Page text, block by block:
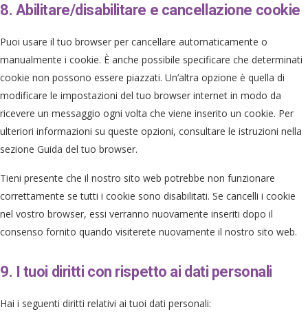
8. Abilitare/disabilitare e cancellazione cookie
Puoi usare il tuo browser per cancellare automaticamente o
manualmente i cookie. È anche possibile specificare che determinati
cookie non possono essere piazzati. Un’altra opzione è quella di
modificare le impostazioni del tuo browser internet in modo da
ricevere un messaggio ogni volta che viene inserito un cookie. Per
ulteriori informazioni su queste opzioni, consultare le istruzioni nella
sezione Guida del tuo browser.
Tieni presente che il nostro sito web potrebbe non funzionare
correttamente se tutti i cookie sono disabilitati. Se cancelli i cookie
nel vostro browser, essi verranno nuovamente inseriti dopo il
consenso fornito quando visiterete nuovamente il nostro sito web.
9. I tuoi diritti con rispetto ai dati personali
Hai i seguenti diritti relativi ai tuoi dati personali: